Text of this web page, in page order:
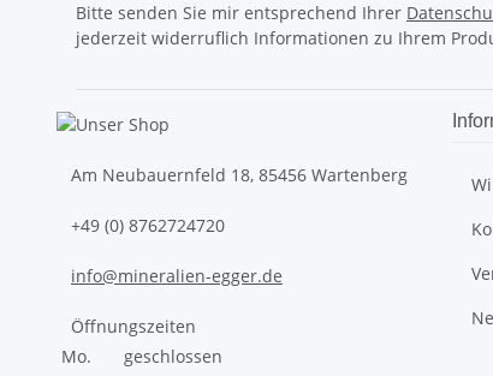
Bitte senden Sie mir entsprechend Ihrer
jederzeit widerruflich Informationen zu Ihrem
Am Neubauernfeld 18, 85456 Wartenberg
+49 (0) 8762724720
info@mineralien-egger.de
Öffnungszeiten
Mo.
geschlossen